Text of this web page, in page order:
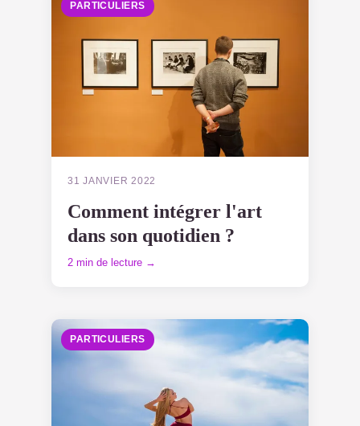
PARTICULIERS
31 JANVIER 2022
Comment intégrer l'art
dans son quotidien ?
2 min de lecture →
PARTICULIERS